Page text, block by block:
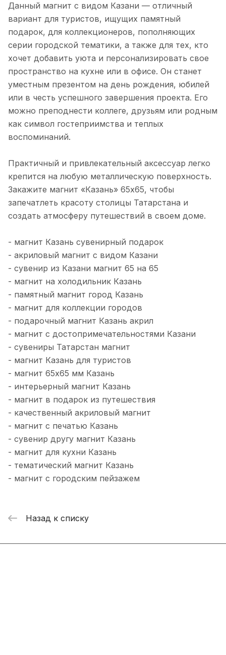
Данный магнит с видом Казани — отличный
вариант для туристов, ищущих памятный
подарок, для коллекционеров, пополняющих
серии городской тематики, а также для тех, кто
хочет добавить уюта и персонализировать свое
пространство на кухне или в офисе. Он станет
уместным презентом на день рождения, юбилей
или в честь успешного завершения проекта. Его
можно преподнести коллеге, друзьям или родным
как символ гостеприимства и теплых
воспоминаний.
Практичный и привлекательный аксессуар легко
крепится на любую металлическую поверхность.
Закажите магнит «Казань» 65х65, чтобы
запечатлеть красоту столицы Татарстана и
создать атмосферу путешествий в своем доме.
- магнит Казань сувенирный подарок
- акриловый магнит с видом Казани
- сувенир из Казани магнит 65 на 65
- магнит на холодильник Казань
- памятный магнит город Казань
- магнит для коллекции городов
- подарочный магнит Казань акрил
- магнит с достопримечательностями Казани
- сувениры Татарстан магнит
- магнит Казань для туристов
- магнит 65х65 мм Казань
- интерьерный магнит Казань
- магнит в подарок из путешествия
- качественный акриловый магнит
- магнит с печатью Казань
- сувенир другу магнит Казань
- магнит для кухни Казань
- тематический магнит Казань
- магнит с городским пейзажем
Назад к списку